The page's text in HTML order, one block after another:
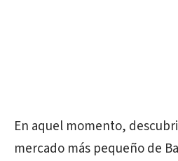
En aquel momento,
mercado más pequeño de